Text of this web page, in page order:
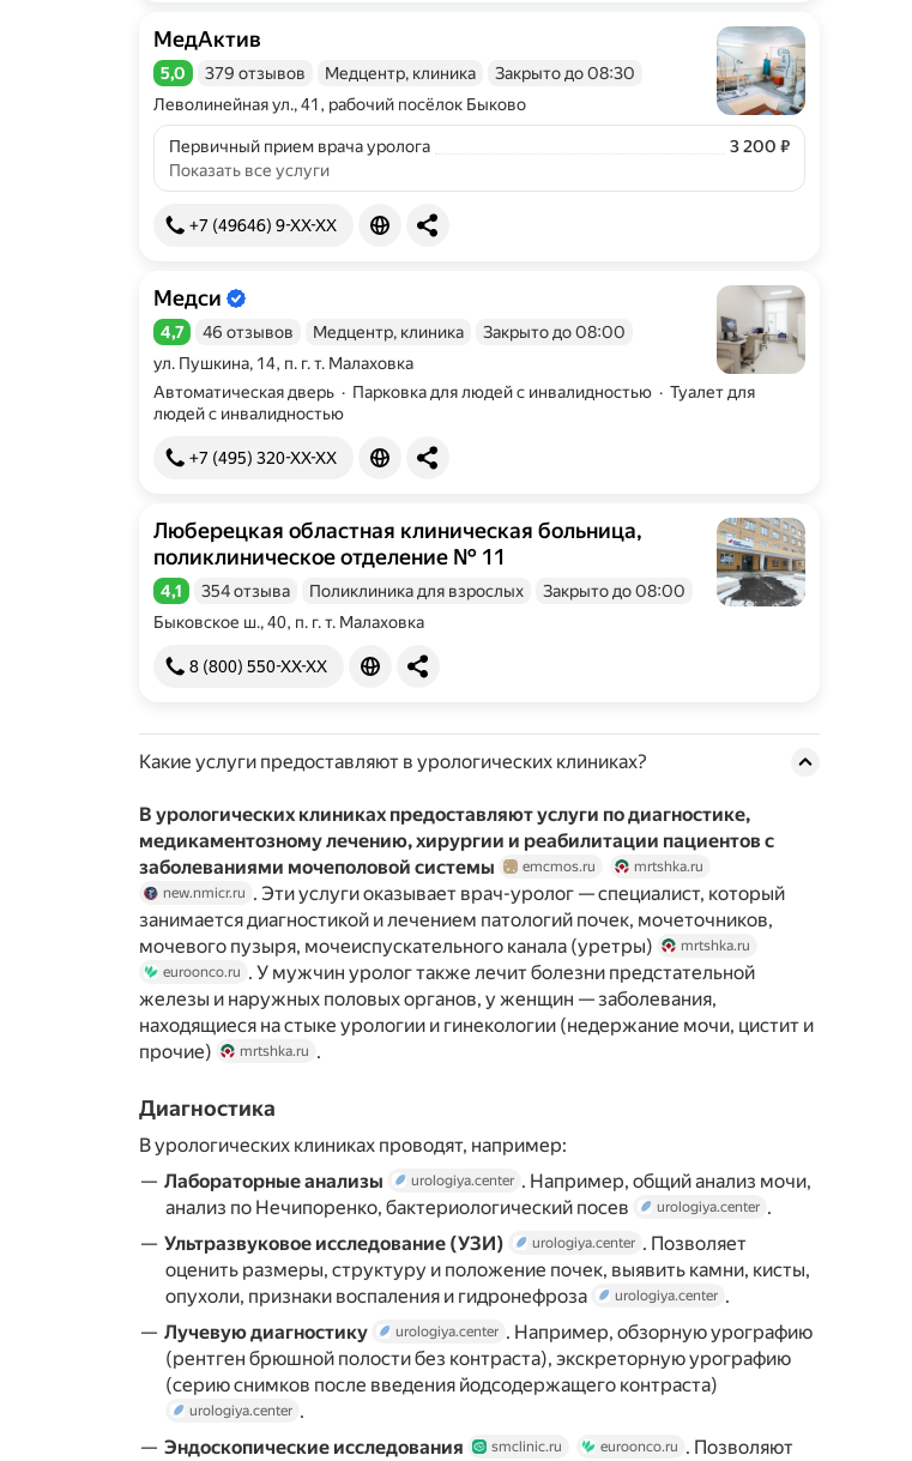
МедАктив
Рейтинг 5,0 из 5
5,0 379 отзывов Медцентр, клиника
Закрыто до 08:30
Леволинейная ул., 41, рабочий посёлок Быково
Первичный прием врача уролога Цена
3200
3 200 ₽
Показать все услуги
+7 (49646) 9-XX-XX
Медси
Информация об организации подтверждена владельцем.
Рейтинг 4,7 из 5
4,7 46 отзывов Медцентр, клиника
Закрыто до 08:00
ул. Пушкина, 14, п. г. т. Малаховка
Автоматическая дверь · Парковка для людей с инвалидностью · Туалет для
людей с инвалидностью
+7 (495) 320-XX-XX
Люберецкая областная клиническая больница,
поликлиническое отделение № 11
Рейтинг 4,1 из 5
4,1 354 отзыва Поликлиника для взрослых
Закрыто до 08:00
Быковское ш., 40, п. г. т. Малаховка
8 (800) 550-XX-XX
Какие услуги предоставляют в урологических клиниках?
В урологических клиниках предоставляют услуги по диагностике,
медикаментозному лечению, хирургии и реабилитации пациентов с
заболеваниями мочеполовой системы
emcmos.ru
mrtshka.ru
new.nmicr.ru . Эти услуги оказывает врач-уролог — специалист, который
занимается диагностикой и лечением патологий почек, мочеточников,
мочевого пузыря, мочеиспускательного канала (уретры)
mrtshka.ru
euroonco.ru . У мужчин уролог также лечит болезни предстательной
железы и наружных половых органов, у женщин — заболевания,
находящиеся на стыке урологии и гинекологии (недержание мочи, цистит и
прочие)
mrtshka.ru .
Диагностика
В урологических клиниках проводят, например:
Лабораторные анализы
urologiya.center . Например, общий анализ мочи,
анализ по Нечипоренко, бактериологический посев
urologiya.center .
Ультразвуковое исследование (УЗИ)
urologiya.center . Позволяет
оценить размеры, структуру и положение почек, выявить камни, кисты,
опухоли, признаки воспаления и гидронефроза
urologiya.center .
Лучевую диагностику
urologiya.center . Например, обзорную урографию
(рентген брюшной полости без контраста), экскреторную урографию
(серию снимков после введения йодсодержащего контраста)
urologiya.center .
Эндоскопические исследования
smclinic.ru euroonco.ru . Позволяют